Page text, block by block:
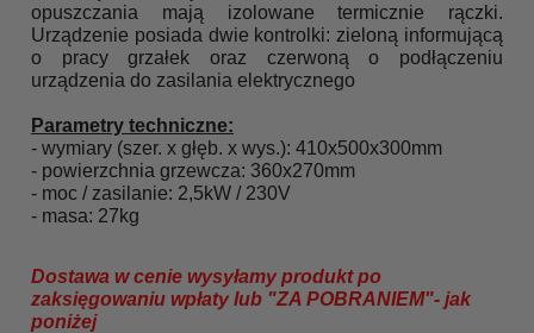
opuszczania mają izolowane termicznie rączki.
Urządzenie posiada dwie kontrolki: zieloną informującą
o pracy grzałek oraz czerwoną o podłączeniu
urządzenia do zasilania elektrycznego
Parametry techniczne:
- wymiary (szer. x głęb. x wys.): 410x500x300mm
- powierzchnia grzewcza: 360x270mm
- moc / zasilanie: 2,5kW / 230V
- masa: 27kg
Dostawa w cenie wysyłamy produkt po
zaksięgowaniu wpłaty lub "ZA POBRANIEM"- jak
poniżej